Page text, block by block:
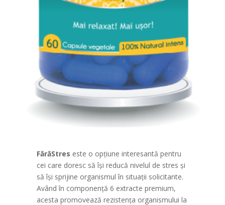
FărăStres este o opțiune interesantă pentru
cei care doresc să își reducă nivelul de stres și
să își sprijine organismul în situații solicitante.
Având în componență 6 extracte premium,
acesta promovează rezistența organismului la